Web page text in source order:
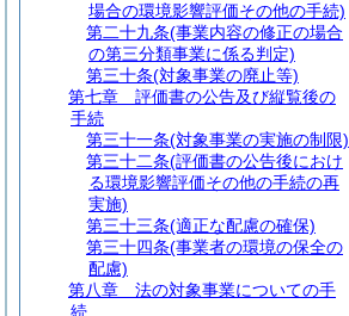
場合の環境影響評価その他の手続)
第二十九条(事業内容の修正の場合
の第三分類事業に係る判定)
第三十条(対象事業の廃止等)
第七章
評価書の公告及び縦覧後の
手続
第三十一条(対象事業の実施の制限)
第三十二条(評価書の公告後におけ
る環境影響評価その他の手続の再
実施)
第三十三条(適正な配慮の確保)
第三十四条(事業者の環境の保全の
配慮)
第八章
法の対象事業についての手
続